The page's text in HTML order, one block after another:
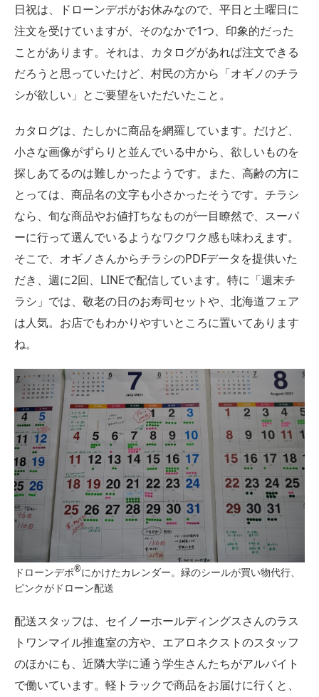
日祝は、ドローンデポがお休みなので、平日と土曜日に
注文を受けていますが、そのなかで1つ、印象的だった
ことがあります。それは、カタログがあれば注文できる
だろうと思っていたけど、村民の方から「オギノのチラ
シが欲しい」とご要望をいただいたこと。
カタログは、たしかに商品を網羅しています。だけど、
小さな画像がずらりと並んでいる中から、欲しいものを
探しあてるのは難しかったようです。また、高齢の方に
とっては、商品名の文字も小さかったそうです。チラシ
なら、旬な商品やお値打ちなものが一目瞭然で、スーパ
ーに行って選んでいるようなワクワク感も味わえます。
そこで、オギノさんからチラシのPDFデータを提供いた
だき、週に2回、LINEで配信しています。特に「週末チ
ラシ」では、敬老の日のお寿司セットや、北海道フェア
は人気。お店でもわかりやすいところに置いてあります
ね。
ドローンデポ®︎にかけたカレンダー。緑のシールが買い物代行、
ピンクがドローン配送
配送スタッフは、セイノーホールディングスさんのラス
トワンマイル推進室の方や、エアロネクストのスタッフ
のほかにも、近隣大学に通う学生さんたちがアルバイト
で働いています。軽トラックで商品をお届けに行くと、